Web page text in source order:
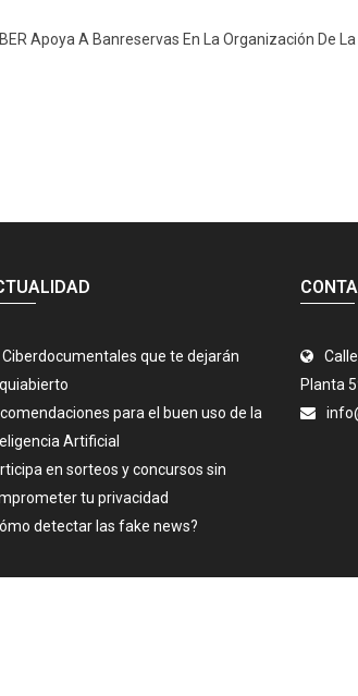
Apoya A Banreservas En La Organización De
Ciberdocumentales que te dejarán
para el buen uso de la
Artificial
en sorteos y concursos sin
tu privacidad
detectar las fake news?
Planta